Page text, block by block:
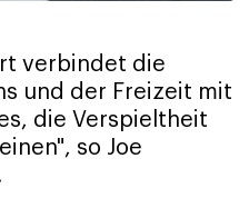
verbindet die
und der Freizeit mit
die Verspieltheit
so Joe